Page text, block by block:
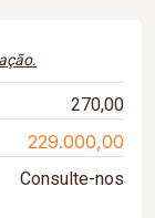
270,00
229.000,00
Consulte-nos